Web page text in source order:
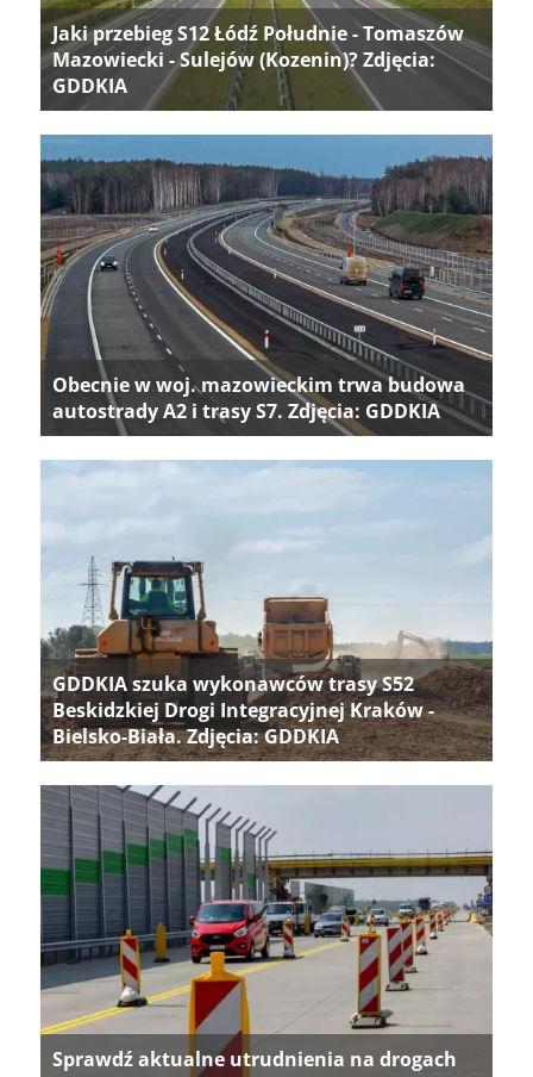
Jaki przebieg S12 Łódź Południe - Tomaszów
Mazowiecki - Sulejów (Kozenin)? Zdjęcia:
GDDKIA
Obecnie w woj. mazowieckim trwa budowa
autostrady A2 i trasy S7. Zdjęcia: GDDKIA
GDDKIA szuka wykonawców trasy S52
Beskidzkiej Drogi Integracyjnej Kraków -
Bielsko-Biała. Zdjęcia: GDDKIA
Sprawdź aktualne utrudnienia na drogach